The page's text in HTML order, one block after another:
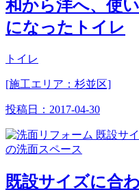
和から洋へ、使
になったトイレ
トイレ
[施工エリア：杉並区]
投稿日： 2017-04-30
既設サイズに合